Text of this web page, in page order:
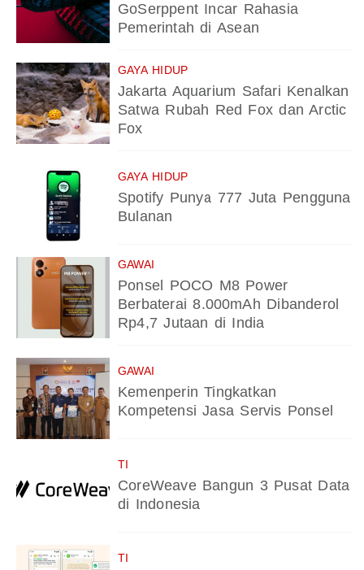
GoSerppent Incar Rahasia
Pemerintah di Asean
GAYA HIDUP
Jakarta Aquarium Safari Kenalkan
Satwa Rubah Red Fox dan Arctic
Fox
GAYA HIDUP
Spotify Punya 777 Juta Pengguna
Bulanan
GAWAI
Ponsel POCO M8 Power
Berbaterai 8.000mAh Dibanderol
Rp4,7 Jutaan di India
GAWAI
Kemenperin Tingkatkan
Kompetensi Jasa Servis Ponsel
TI
CoreWeave Bangun 3 Pusat Data
di Indonesia
TI